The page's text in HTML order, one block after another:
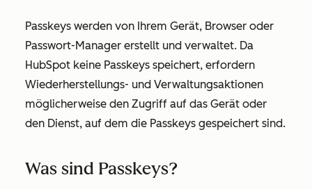
Passkeys werden von Ihrem Gerät, Browser oder
Passwort-Manager erstellt und verwaltet. Da
HubSpot keine Passkeys speichert, erfordern
Wiederherstellungs- und Verwaltungsaktionen
möglicherweise den Zugriff auf das Gerät oder
den Dienst, auf dem die Passkeys gespeichert sind.
Was sind Passkeys?